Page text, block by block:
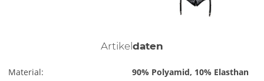
Artikeldaten
Material:
90% Polyamid, 10% Elasthan